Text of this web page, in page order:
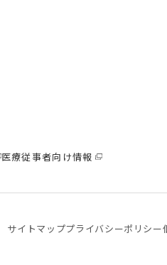
医療従事者向け情報
サイトマッププライバシーポリシー